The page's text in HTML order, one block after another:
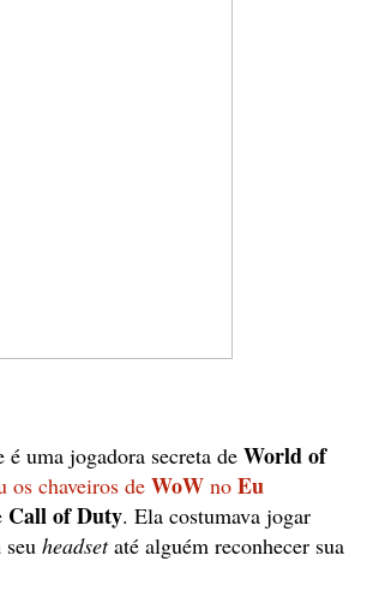
é uma jogadora secreta de World of
os chaveiros de WoW no Eu
Call of Duty. Ela costumava jogar
headsetaté alguém reconhecer sua